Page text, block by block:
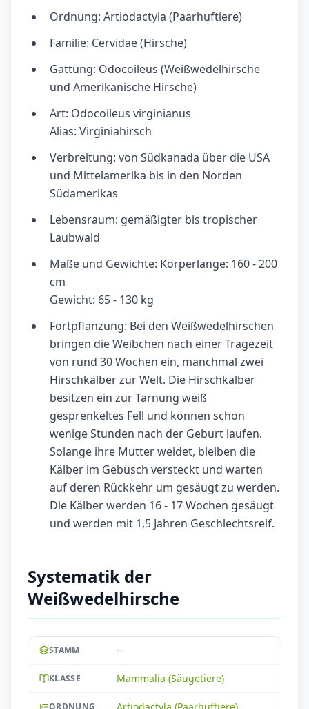
Ordnung: Artiodactyla (Paarhuftiere)
Familie: Cervidae (Hirsche)
Gattung: Odocoileus (Weißwedelhirsche
und Amerikanische Hirsche)
Art: Odocoileus virginianus
Alias: Virginiahirsch
Verbreitung: von Südkanada über die USA
und Mittelamerika bis in den Norden
Südamerikas
Lebensraum: gemäßigter bis tropischer
Laubwald
Maße und Gewichte: Körperlänge: 160 - 200
cm
Gewicht: 65 - 130 kg
Fortpflanzung: Bei den Weißwedelhirschen
bringen die Weibchen nach einer Tragezeit
von rund 30 Wochen ein, manchmal zwei
Hirschkälber zur Welt. Die Hirschkälber
besitzen ein zur Tarnung weiß
gesprenkeltes Fell und können schon
wenige Stunden nach der Geburt laufen.
Solange ihre Mutter weidet, bleiben die
Kälber im Gebüsch versteckt und warten
auf deren Rückkehr um gesäugt zu werden.
Die Kälber werden 16 - 17 Wochen gesäugt
und werden mit 1,5 Jahren Geschlechtsreif.
Systematik der
Weißwedelhirsche
STAMM --
KLASSE Mammalia (Säugetiere)